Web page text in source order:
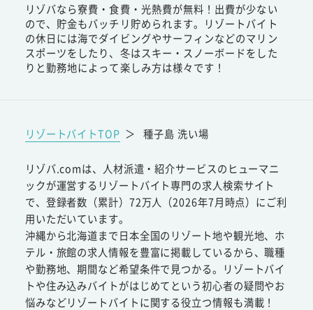
リゾバなら寮費・食費・光熱費が無料！出費が少ない
ので、貯金もバッチリ貯められます。リゾートバイト
の休日には海でダイビングやサーフィンなどのマリン
スポーツをしたり、冬はスキー・スノーボードをした
りと勤務地によって楽しみ方は様々です！
リゾートバイトTOP ＞ 種子島 洗い場
リゾバ.comは、人材派遣・紹介サービスのヒューマニ
ックが運営するリゾートバイト専門の求人検索サイト
で、登録者数（累計）72万人（2026年7月時点）にご利
用いただいています。
沖縄から北海道まで日本全国のリゾート地や観光地、ホ
テル・旅館の求人情報を豊富に掲載しているから、職種
や勤務地、期間など希望条件で見つかる。リゾートバイ
トや住み込みバイトがはじめてという初心者の疑問やお
悩みなどリゾートバイトに関する役立つ情報も満載！